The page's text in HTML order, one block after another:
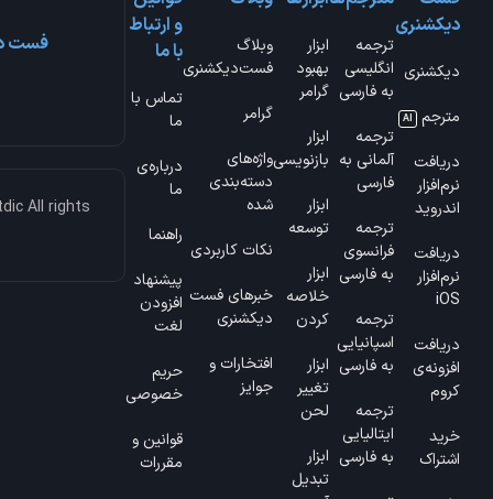
دیکشنری
دیکشنری
مترجم
AI
دریافت
نرم‌افزار
اندروید
دریافت
نرم‌افزار
iOS
دریافت
افزونه‌ی
کروم
خرید
اشتراک
ترجمه
انگلیسی
به فارسی
ترجمه
آلمانی به
فارسی
ترجمه
فرانسوی
به فارسی
ترجمه
اسپانیایی
به فارسی
ترجمه
ایتالیایی
به فارسی
ابزار
بهبود
گرامر
ابزار
بازنویسی
ابزار
توسعه
ابزار
خلاصه
کردن
ابزار
تغییر
لحن
ابزار
تبدیل
وبلاگ
فست‌دیکشنری
گرامر
واژه‌های
دسته‌بندی
شده
نکات کاربردی
خبرهای فست
دیکشنری
افتخارات و
جوایز
و ارتباط
با ما
تماس با
ما
درباره‌ی
ما
راهنما
پیشنهاد
افزودن
لغت
حریم
خصوصی
قوانین و
مقررات
فست
All rights